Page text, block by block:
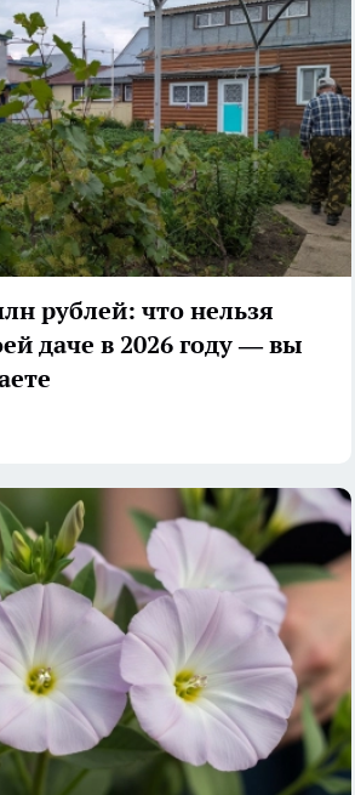
рублей: что нельзя
даче в 2026 году — вы